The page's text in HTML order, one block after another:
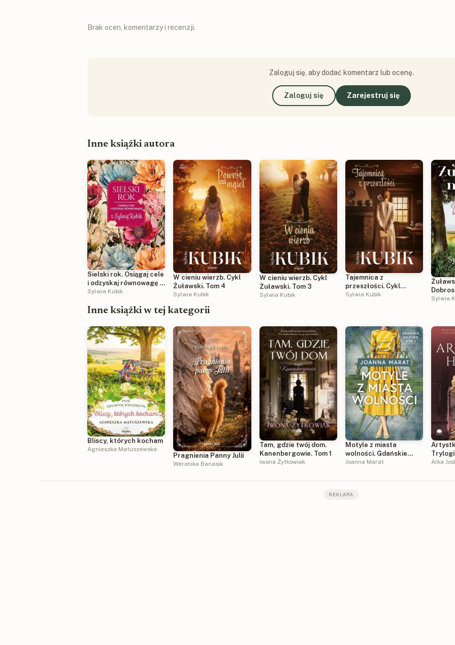
Brak ocen, komentarzy i recenzji.
Zaloguj się, aby dodać komentarz lub ocenę.
Zaloguj się Zarejestruj się
Inne książki autora
Sielski rok. Osiągaj cele
i odzyskaj równowagę z
Sylwią Kubik
Sylwia Kubik
W cieniu wierzb. Cykl
Żuławski. Tom 4
Sylwia Kubik
W cieniu wierzb. Cykl
Żuławski. Tom 3
Sylwia Kubik
Tajemnica z
przeszłości. Cykl
Żuławski. Tom 2
Sylwia Kubik
Sylwia
Inne książki w tej kategorii
Bliscy, których kocham
Agnieszka Matuszewska
Pragnienia Panny Julii
Weronika Banasik
Tam, gdzie twój dom.
Kanenbergowie. Tom 1
Iwona Żytkowiak
Motyle z miasta
wolności. Gdańskie
historie. Tom 1
Joanna Marat
Tom 1
Alka
REKLAMA